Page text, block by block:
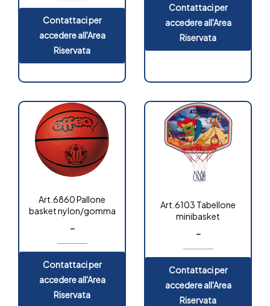
Contattaci per
accedere all'Area
Riservata
Contattaci per
accedere all'Area
Riservata
Art.6860 Pallone
basket nylon/gomma
-
Contattaci per
accedere all'Area
Riservata
Art.6103 Tabellone
minibasket
-
Contattaci per
accedere all'Area
Riservata